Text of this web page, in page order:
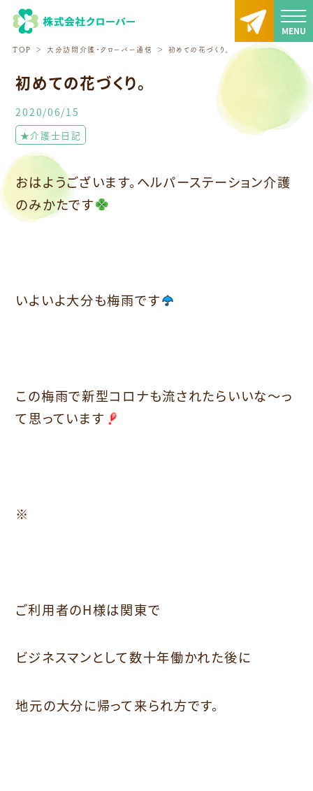
TOP 大分訪問介護・クローバー通信 初めての花づくり。
初めての花づくり。
2020/06/15
★介護士日記
おはようございます。ヘルパーステーション介護
のみかたです
いよいよ大分も梅雨です
この梅雨で新型コロナも流されたらいいな～っ
て思っています
※
ご利用者のH様は関東で
ビジネスマンとして数十年働かれた後に
地元の大分に帰って来られ方です。